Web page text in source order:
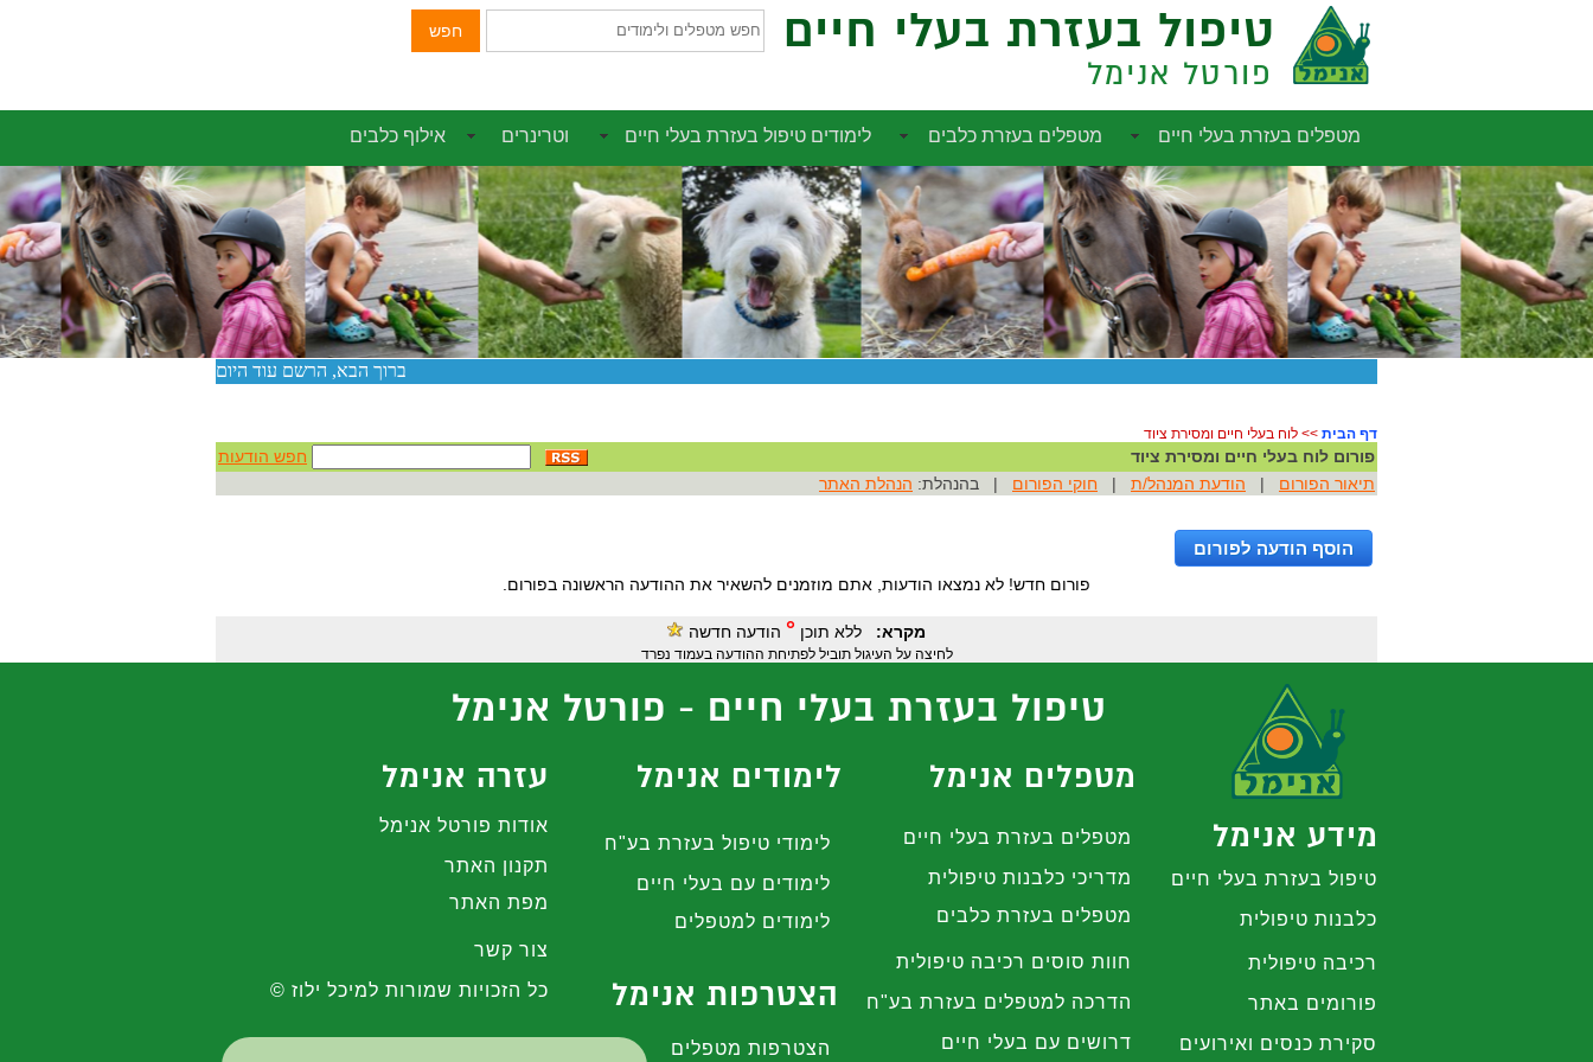
מטפלים בעזרת בעלי חיים מטפלים בעזרת כלבים לימודים טיפול בעזרת בעלי חיים וטרינרים
אילוף כלבים
אפשרויות שיווק
טיפול בעזרת בעלי חיים
פורטל אנימל
מטפלים
חפש
דף הבית >> לוח בעלי חיים ומסירת ציוד
פורום לוח בעלי חיים ומסירת ציוד
חפש הודעות
תיאור הפורום | הודעת המנהל/ת | חוקי הפורום | בהנהלת: הנהלת האתר
הוסף הודעה לפורום
פורום חדש! לא נמצאו הודעות, אתם מוזמנים להשאיר את ההודעה הראשונה בפורום.
מקרא: ללא תוכן ° הודעה חדשה
לחיצה על העיגול תוביל לפתיחת ההודעה בעמוד נפרד
טיפול בעזרת בעלי חיים - פורטל אנימל
מידע אנימל
מטפלים אנימל לימודים אנימל
הצטרפות אנימל
עזרה אנימל
טיפול בעזרת בעלי חיים
כלבנות טיפולית
רכיבה טיפולית
פורומים באתר
סקירת כנסים ואירועים
מטפלים בעזרת בעלי חיים
מדריכי כלבנות טיפולית
מטפלים בעזרת כלבים
חוות סוסים רכיבה טיפולית
הדרכה למטפלים בעזרת בע"ח
דרושים עם בעלי חיים
לימודי טיפול בעזרת בע"ח
לימודים עם בעלי חיים
לימודים למטפלים
הצטרפות מטפלים
אודות פורטל אנימל
תקנון האתר
מפת האתר
צור קשר
כל הזכויות שמורות למיכל ילוז ©